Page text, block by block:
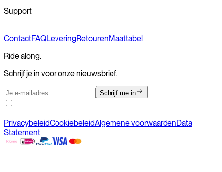
Support
ContactFAQLeveringRetourenMaattabel
Ride along.
Schrijf je in voor onze nieuwsbrief.
Schrijf me in
PrivacybeleidCookiebeleidAlgemene voorwaardenData
Statement